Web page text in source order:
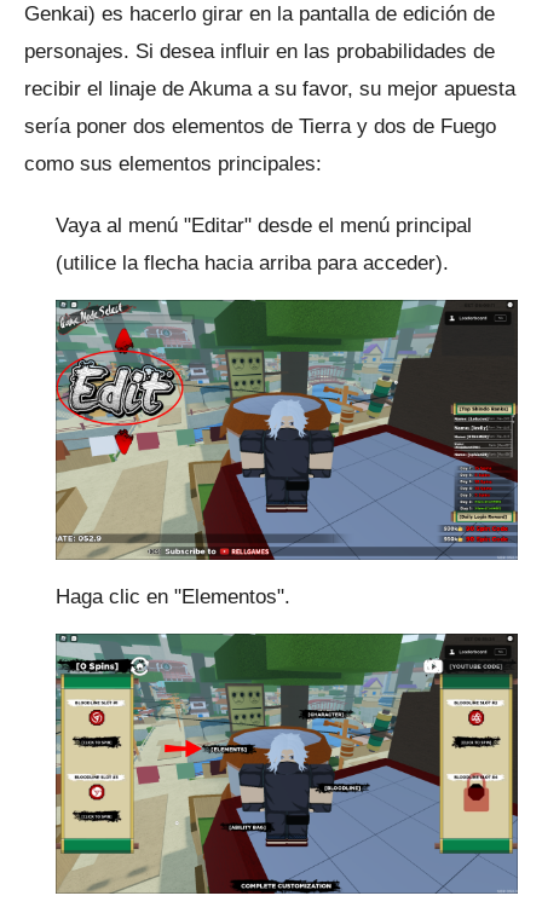
Genkai) es hacerlo girar en la pantalla de edición de
personajes. Si desea influir en las probabilidades de
recibir el linaje de Akuma a su favor, su mejor apuesta
sería poner dos elementos de Tierra y dos de Fuego
como sus elementos principales:
Vaya al menú "Editar" desde el menú principal
(utilice la flecha hacia arriba para acceder).
Haga clic en "Elementos".